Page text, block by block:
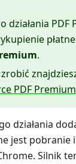
działania PDF
.
PDF Premium
działania
jest pobranie
Silnik